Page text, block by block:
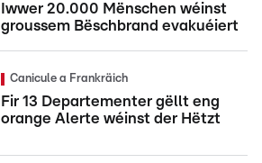
Iwwer 20.000 Mënschen wéinst
groussem Bëschbrand evakuéiert
Canicule a Frankräich
Fir 13 Departementer gëllt eng
orange Alerte wéinst der Hëtzt